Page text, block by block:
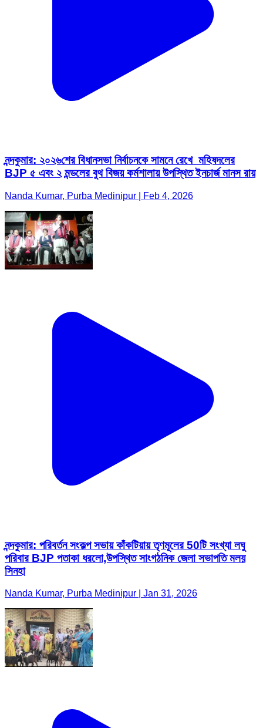
নন্দকুমার: ২০২৬শের বিধানসভা নির্বাচনকে সামনে রেখে মহিষদলের
BJP ৫ এবং ২ মন্ডলের বুথ বিজয় কর্মশালায় উপস্থিত ইনচার্জ মানস রায়
Nanda Kumar, Purba Medinipur | Feb 4, 2026
নন্দকুমার: পরিবর্তন সংকল্প সভায় কাঁকটিয়ায় তৃণমূলের 50টি সংখ্যা লঘু
পরিবার BJP পতাকা ধরলো,উপস্থিত সাংগঠনিক জেলা সভাপতি মলয়
সিনহা
Nanda Kumar, Purba Medinipur | Jan 31, 2026